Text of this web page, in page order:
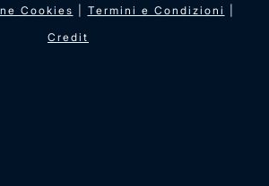
Cookies Termini e Condizioni
Credit